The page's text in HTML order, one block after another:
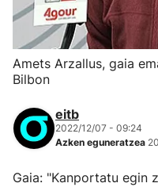
Amets Arzallus, gaia
Bilbon
eitb
2022/12/07 - 09:24
Azken eguneratzea
Gaia: "Kanportatu egin